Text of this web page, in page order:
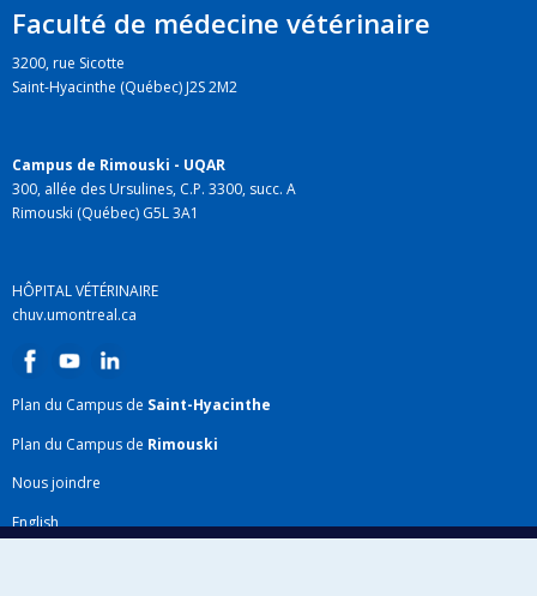
Faculté de médecine vétérinaire
3200, rue Sicotte
Saint-Hyacinthe (Québec) J2S 2M2
Campus de Rimouski - UQAR
300, allée des Ursulines, C.P. 3300, succ. A
Rimouski (Québec) G5L 3A1
HÔPITAL VÉTÉRINAIRE
chuv.umontreal.ca
Plan du Campus de Saint-Hyacinthe
Plan du Campus de Rimouski
Nous joindre
English